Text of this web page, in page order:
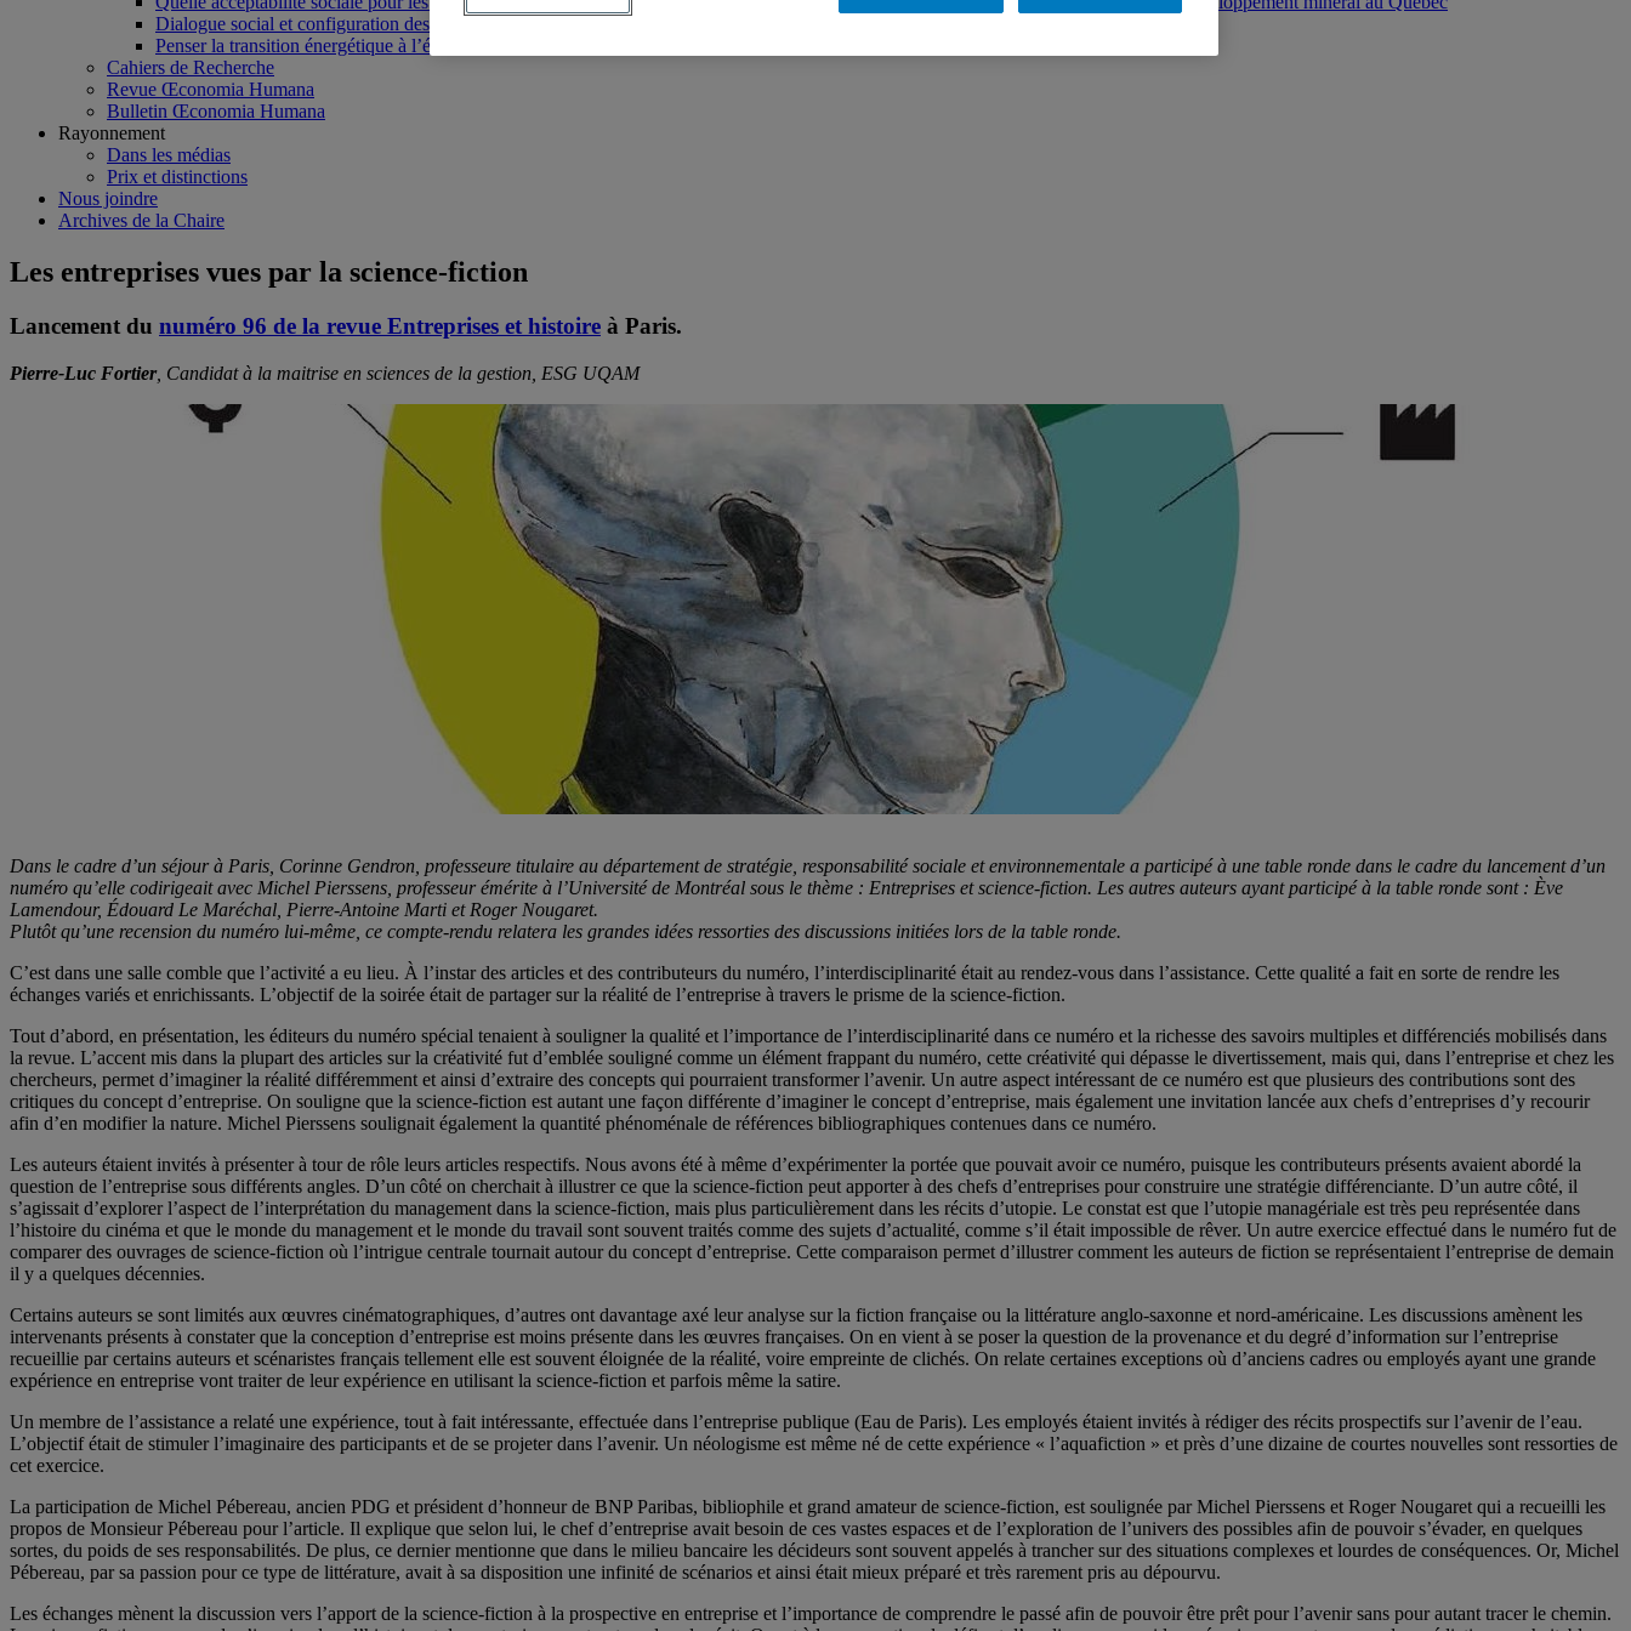
Dialogue social et configuration des espaces démocratiques intermédiaires: de l’acceptabilité sociale à la démocratie participative
Penser la transition énergétique à l’échelle du territoire : entre reconfiguration technologique et décentralisation politique
Cahiers de Recherche
Revue Œconomia Humana
Bulletin Œconomia Humana
Rayonnement
Dans les médias
Prix et distinctions
Nous joindre
Archives de la Chaire
Les entreprises vues par la science-fiction
Lancement du numéro 96 de la revue Entreprises et histoire à Paris.
Pierre-Luc Fortier, Candidat à la maitrise en sciences de la gestion, ESG UQAM
Dans le cadre d’un séjour à Paris, Corinne Gendron, professeure titulaire au département de stratégie, responsabilité sociale et environnementale a participé à une table ronde dans le cadre du lancement d’un
numéro qu’elle codirigeait avec Michel Pierssens, professeur émérite à l’Université de Montréal sous le thème : Entreprises et science-fiction. Les autres auteurs ayant participé à la table ronde sont : Ève
Lamendour, Édouard Le Maréchal, Pierre-Antoine Marti et Roger Nougaret.
Plutôt qu’une recension du numéro lui-même, ce compte-rendu relatera les grandes idées ressorties des discussions initiées lors de la table ronde.
C’est dans une salle comble que l’activité a eu lieu. À l’instar des articles et des contributeurs du numéro, l’interdisciplinarité était au rendez-vous dans l’assistance. Cette qualité a fait en sorte de rendre les
échanges variés et enrichissants. L’objectif de la soirée était de partager sur la réalité de l’entreprise à travers le prisme de la science-fiction.
Tout d’abord, en présentation, les éditeurs du numéro spécial tenaient à souligner la qualité et l’importance de l’interdisciplinarité dans ce numéro et la richesse des savoirs multiples et différenciés mobilisés dans
la revue. L’accent mis dans la plupart des articles sur la créativité fut d’emblée souligné comme un élément frappant du numéro, cette créativité qui dépasse le divertissement, mais qui, dans l’entreprise et chez les
chercheurs, permet d’imaginer la réalité différemment et ainsi d’extraire des concepts qui pourraient transformer l’avenir. Un autre aspect intéressant de ce numéro est que plusieurs des contributions sont des
critiques du concept d’entreprise. On souligne que la science-fiction est autant une façon différente d’imaginer le concept d’entreprise, mais également une invitation lancée aux chefs d’entreprises d’y recourir
afin d’en modifier la nature. Michel Pierssens soulignait également la quantité phénoménale de références bibliographiques contenues dans ce numéro.
Les auteurs étaient invités à présenter à tour de rôle leurs articles respectifs. Nous avons été à même d’expérimenter la portée que pouvait avoir ce numéro, puisque les contributeurs présents avaient abordé la
question de l’entreprise sous différents angles. D’un côté on cherchait à illustrer ce que la science-fiction peut apporter à des chefs d’entreprises pour construire une stratégie différenciante. D’un autre côté, il
s’agissait d’explorer l’aspect de l’interprétation du management dans la science-fiction, mais plus particulièrement dans les récits d’utopie. Le constat est que l’utopie managériale est très peu représentée dans
l’histoire du cinéma et que le monde du management et le monde du travail sont souvent traités comme des sujets d’actualité, comme s’il était impossible de rêver. Un autre exercice effectué dans le numéro fut de
comparer des ouvrages de science-fiction où l’intrigue centrale tournait autour du concept d’entreprise. Cette comparaison permet d’illustrer comment les auteurs de fiction se représentaient l’entreprise de demain
il y a quelques décennies.
Certains auteurs se sont limités aux œuvres cinématographiques, d’autres ont davantage axé leur analyse sur la fiction française ou la littérature anglo-saxonne et nord-américaine. Les discussions amènent les
intervenants présents à constater que la conception d’entreprise est moins présente dans les œuvres françaises. On en vient à se poser la question de la provenance et du degré d’information sur l’entreprise
recueillie par certains auteurs et scénaristes français tellement elle est souvent éloignée de la réalité, voire empreinte de clichés. On relate certaines exceptions où d’anciens cadres ou employés ayant une grande
expérience en entreprise vont traiter de leur expérience en utilisant la science-fiction et parfois même la satire.
Un membre de l’assistance a relaté une expérience, tout à fait intéressante, effectuée dans l’entreprise publique (Eau de Paris). Les employés étaient invités à rédiger des récits prospectifs sur l’avenir de l’eau.
L’objectif était de stimuler l’imaginaire des participants et de se projeter dans l’avenir. Un néologisme est même né de cette expérience « l’aquafiction » et près d’une dizaine de courtes nouvelles sont ressorties de
cet exercice.
La participation de Michel Pébereau, ancien PDG et président d’honneur de BNP Paribas, bibliophile et grand amateur de science-fiction, est soulignée par Michel Pierssens et Roger Nougaret qui a recueilli les
propos de Monsieur Pébereau pour l’article. Il explique que selon lui, le chef d’entreprise avait besoin de ces vastes espaces et de l’exploration de l’univers des possibles afin de pouvoir s’évader, en quelques
sortes, du poids de ses responsabilités. De plus, ce dernier mentionne que dans le milieu bancaire les décideurs sont souvent appelés à trancher sur des situations complexes et lourdes de conséquences. Or, Michel
Pébereau, par sa passion pour ce type de littérature, avait à sa disposition une infinité de scénarios et ainsi était mieux préparé et très rarement pris au dépourvu.
Les échanges mènent la discussion vers l’apport de la science-fiction à la prospective en entreprise et l’importance de comprendre le passé afin de pouvoir être prêt pour l’avenir sans pour autant tracer le chemin.